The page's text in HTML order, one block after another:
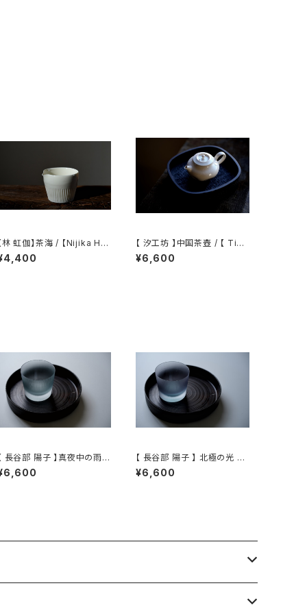
【林 虹伽】茶海 / 【Nijika Ha
】tea pitcher
【 汐工坊 】中国茶壺 / 【 Tida
l Atelier 】Chinese teapot
¥6,600
【 長谷部 陽子 】真夜中の雨
クグラス / 【 Yoko Hase
】Whisky Tumbler
【 長谷部 陽子 】 北極の光 ロ
ックグラス / 【 Yoko Haseb
e 】Whisky Tumbler
¥6,600